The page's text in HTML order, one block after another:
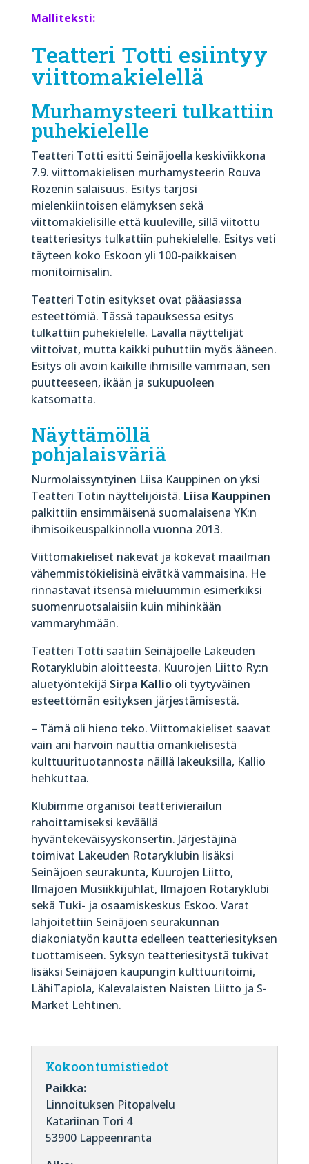
Malliteksti:
Teatteri Totti esiintyy
viittomakielellä
Murhamysteeri tulkattiin
puhekielelle
Teatteri Totti esitti Seinäjoella keskiviikkona
7.9. viittomakielisen murhamysteerin Rouva
Rozenin salaisuus. Esitys tarjosi
mielenkiintoisen elämyksen sekä
viittomakielisille että kuuleville, sillä viitottu
teatteriesitys tulkattiin puhekielelle. Esitys veti
täyteen koko Eskoon yli 100-paikkaisen
monitoimisalin.
Teatteri Totin esitykset ovat pääasiassa
esteettömiä. Tässä tapauksessa esitys
tulkattiin puhekielelle. Lavalla näyttelijät
viittoivat, mutta kaikki puhuttiin myös ääneen.
Esitys oli avoin kaikille ihmisille vammaan, sen
puutteeseen, ikään ja sukupuoleen
katsomatta.
Näyttämöllä
pohjalaisväriä
Nurmolaissyntyinen Liisa Kauppinen on yksi
Teatteri Totin näyttelijöistä. Liisa Kauppinen
palkittiin ensimmäisenä suomalaisena YK:n
ihmisoikeuspalkinnolla vuonna 2013.
Viittomakieliset näkevät ja kokevat maailman
vähemmistökielisinä eivätkä vammaisina. He
rinnastavat itsensä mieluummin esimerkiksi
suomenruotsalaisiin kuin mihinkään
vammaryhmään.
Teatteri Totti saatiin Seinäjoelle Lakeuden
Rotaryklubin aloitteesta. Kuurojen Liitto Ry:n
aluetyöntekijä Sirpa Kalliooli tyytyväinen
esteettömän esityksen järjestämisestä.
– Tämä oli hieno teko. Viittomakieliset saavat
vain ani harvoin nauttia omankielisestä
kulttuurituotannosta näillä lakeuksilla, Kallio
hehkuttaa.
Klubimme organisoi teatterivierailun
rahoittamiseksi keväällä
hyväntekeväisyyskonsertin. Järjestäjinä
toimivat Lakeuden Rotaryklubin lisäksi
Seinäjoen seurakunta, Kuurojen Liitto,
Ilmajoen Musiikkijuhlat, Ilmajoen Rotaryklubi
sekä Tuki- ja osaamiskeskus Eskoo. Varat
lahjoitettiin Seinäjoen seurakunnan
diakoniatyön kautta edelleen teatteriesityksen
tuottamiseen. Syksyn teatteriesitystä tukivat
lisäksi Seinäjoen kaupungin kulttuuritoimi,
LähiTapiola, Kalevalaisten Naisten Liitto ja S-
Market Lehtinen.
Kokoontumistiedot
Paikka:
Linnoituksen Pitopalvelu
Katariinan Tori 4
53900 Lappeenranta